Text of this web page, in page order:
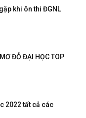
khi ôn thi ĐGNL
ĐỖ ĐẠI HỌC TOP
2022 tất cả các